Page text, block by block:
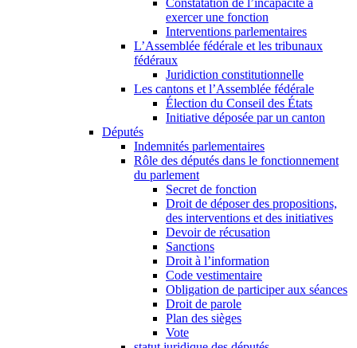
Constatation de l’incapacité à
exercer une fonction
Interventions parlementaires
L’Assemblée fédérale et les tribunaux
fédéraux
Juridiction constitutionnelle
Les cantons et l’Assemblée fédérale
Élection du Conseil des États
Initiative déposée par un canton
Députés
Indemnités parlementaires
Rôle des députés dans le fonctionnement
du parlement
Secret de fonction
Droit de déposer des propositions,
des interventions et des initiatives
Devoir de récusation
Sanctions
Droit à l’information
Code vestimentaire
Obligation de participer aux séances
Droit de parole
Plan des sièges
Vote